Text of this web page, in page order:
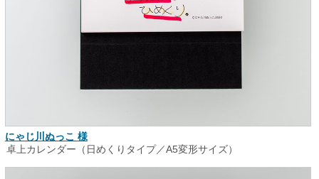
にゃじ川ぬっこ 様
卓上カレンダー（日めくりタイプ／A5変形サイズ）